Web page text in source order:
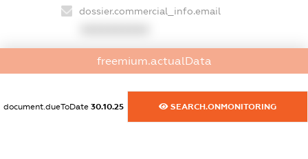
dossier.commercial_info.email
dossier.commercial_info.website
dossier.commercial_info.activity
freemium.actualData
document.dueToDate 30.10.25 SEARCH.ONMONITORING